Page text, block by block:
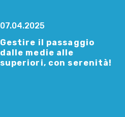
07.04.2025
Gestire il passaggio
dalle medie alle
superiori, con serenità!